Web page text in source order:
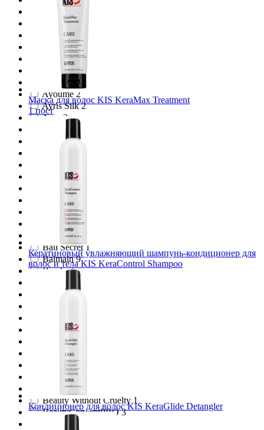
Avalon organics 2
Aveda 5
Avon 51
Axe 1
Axioma 1
Ayluna 3
Ayoume 2
Ayris Silk 2
Ayur 3
Ayur Plus 5
Azzaro 1
Babaria 6
BaByliss Paris 4
BadGirl 1
Baidyanath 1
Baikal Herbals 4
Balea 8
Bali Secret 1
Balmain 9
Baraka 5
Bath Garden 1
BBCOS 3
Beamarry 2
Beautific 4
Beauty Formulas 2
Beauty Jar 1
Beauty style 1
Beauty Without Cruelty 1
BeautyConceptPRO 3
BEAVER 6
Маска для волос KIS KeraMax Treatment
1 пост
Кератиновый увлажняющий шампунь-кондиционер для
волос и тела KIS KeraControl Shampoo
Кондиционер для волос KIS KeraGlide Detangler